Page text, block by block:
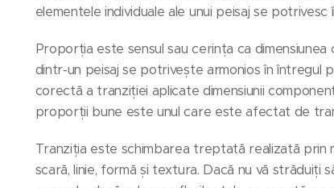
elementele individuale ale unui peisaj se
Proporția este sensul sau cerința ca
dintr-un peisaj se potrivește armonios în întregul
corectă a tranziției aplicate dimensiunii
proporții bune este unul care este afectat de
Tranziția este schimbarea treptată realizată prin
scară, linie, formă și textura. Dacă nu vă